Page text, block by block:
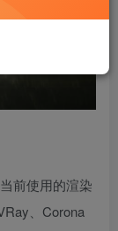
前使用的渲染
、Corona